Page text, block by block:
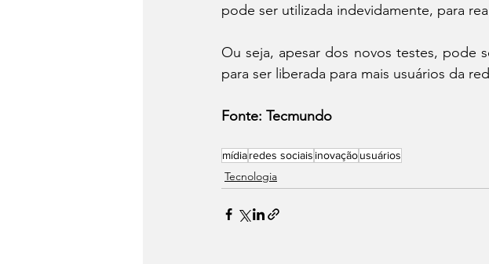
pode ser utilizada indevidamente, para
Ou seja, apesar dos novos testes, pode
para ser liberada para mais usuários da
Fonte: Tecmundo
mídiaredes sociais inovaçãousuários
Tecnologia